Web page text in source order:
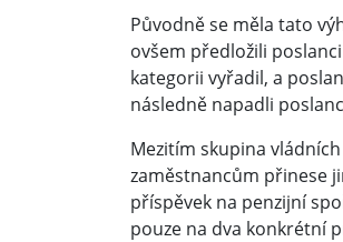
Původně se měla tato
ovšem předložili poslanci
kategorii vyřadil, a
následně napadli
Mezitím skupina
zaměstnancům přinese
příspěvek na penzijní
pouze na dva konkrétní